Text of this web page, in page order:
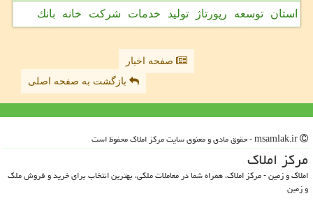
استان توسعه رپورتاژ تولید خدمات شركت خانه بانك
صفحه اخبار
بازگشت به صفحه اصلی
مركز املاك
املاک و زمین - مرکز املاک، همراه شما در معاملات ملکی، بهترین انتخاب برای خرید و فروش ملک
و زمین